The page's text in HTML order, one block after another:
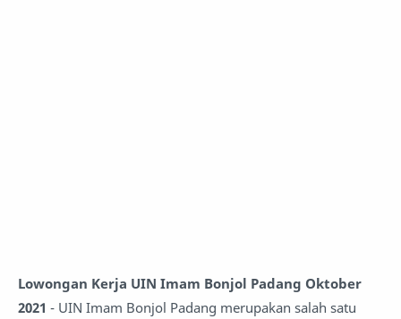
Lowongan Kerja UIN Imam Bonjol Padang Oktober
2021 - UIN Imam Bonjol Padang merupakan salah satu